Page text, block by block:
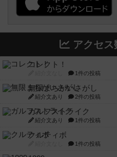
アクセス
コレクト！
1件の投稿
無限まちがいさがし
紹介文あり 2件の投稿
ガルフストライク
紹介文あり 1件の投稿
クルティボ
1件の投稿